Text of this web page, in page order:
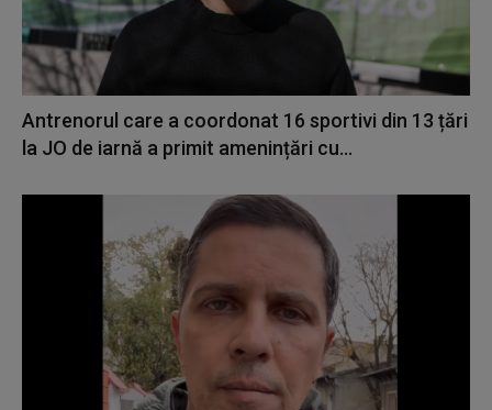
Antrenorul care a coordonat 16 sportivi din 13 țări
la JO de iarnă a primit amenințări cu...